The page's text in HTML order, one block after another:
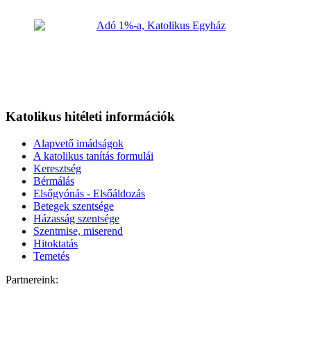
Katolikus hitéleti információk
Alapvető imádságok
A katolikus tanítás formulái
Keresztség
Bérmálás
Elsőgyónás - Elsőáldozás
Betegek szentsége
Házasság szentsége
Szentmise, miserend
Hitoktatás
Temetés
Partnereink: